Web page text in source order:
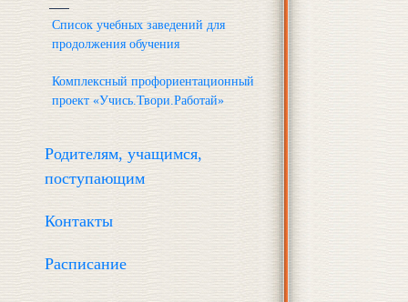
Список учебных заведений для
продолжения обучения
Комплексный профориентационный
проект «Учись.Твори.Работай»
Родителям, учащимся,
поступающим
Контакты
Расписание